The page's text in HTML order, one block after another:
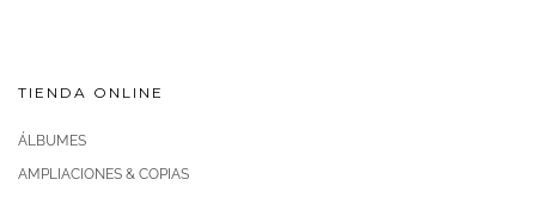
TIENDA ONLINE
ÁLBUMES
AMPLIACIONES & COPIAS